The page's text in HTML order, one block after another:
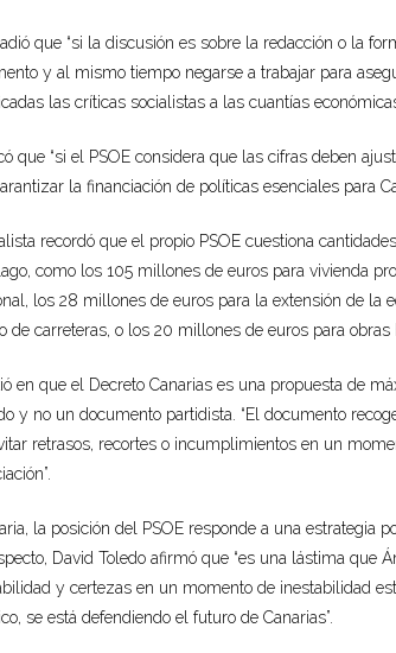
que “si la discusión es sobre la redacción o la
y al mismo tiempo negarse a trabajar para
las críticas socialistas a las cuantías
que “si el PSOE considera que las cifras deben
la financiación de políticas esenciales para
recordó que el propio PSOE cuestiona
como los 105 millones de euros para vivienda
los 28 millones de euros para la extensión de
de carreteras, o los 20 millones de euros para
en que el Decreto Canarias es una propuesta de
y no un documento partidista. “El documento
retrasos, recortes o incumplimientos en un
la posición del PSOE responde a una estrategia
David Toledo afirmó que “es una lástima que
y certezas en un momento de inestabilidad
se está defendiendo el futuro de Canarias”.